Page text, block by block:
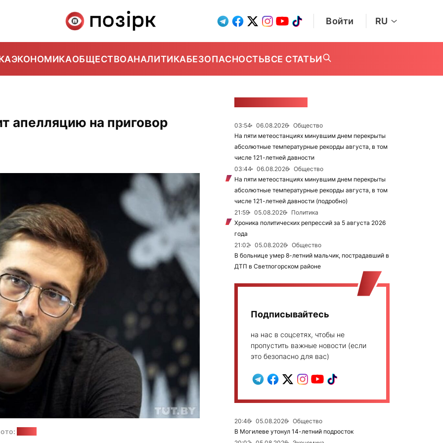
Войти RU
ЭКОНОМИКАОБЩЕСТВОАНАЛИТИКАБЕЗОПАСНОСТЬВСЕ СТАТЬИ
апелляцию на приговор 03:54 06.08.2026
Общество
На пяти метеостанциях минувшим днем перекрыты
абсолютные температурные рекорды августа, в том
числе 121-летней давности
03:44
06.08.2026
Общество
На пяти метеостанциях минувшим днем перекрыты
абсолютные температурные рекорды августа, в том
числе 121-летней давности (подробно)
21:59
05.08.2026
Политика
Хроника политических репрессий за 5 августа 2026
года
21:02
05.08.2026
Общество
В больнице умер 8-летний мальчик, пострадавший в
ДТП в Светлогорском районе
Подписывайтесь
на нас в соцсетях, чтобы не
пропустить важные новости (если
это безопасно для вас)
20:46 05.08.2026
Общество
В Могилеве утонул 14-летний подросток